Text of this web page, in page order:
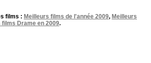
films : Meilleurs films de l'année 2009, Meilleurs
films Drame en 2009.